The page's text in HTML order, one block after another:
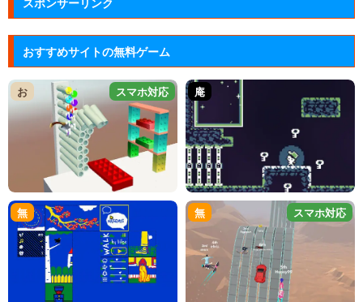
スポンサーリンク
おすすめサイトの無料ゲーム
お スマホ対応 庵
無 無 スマホ対応